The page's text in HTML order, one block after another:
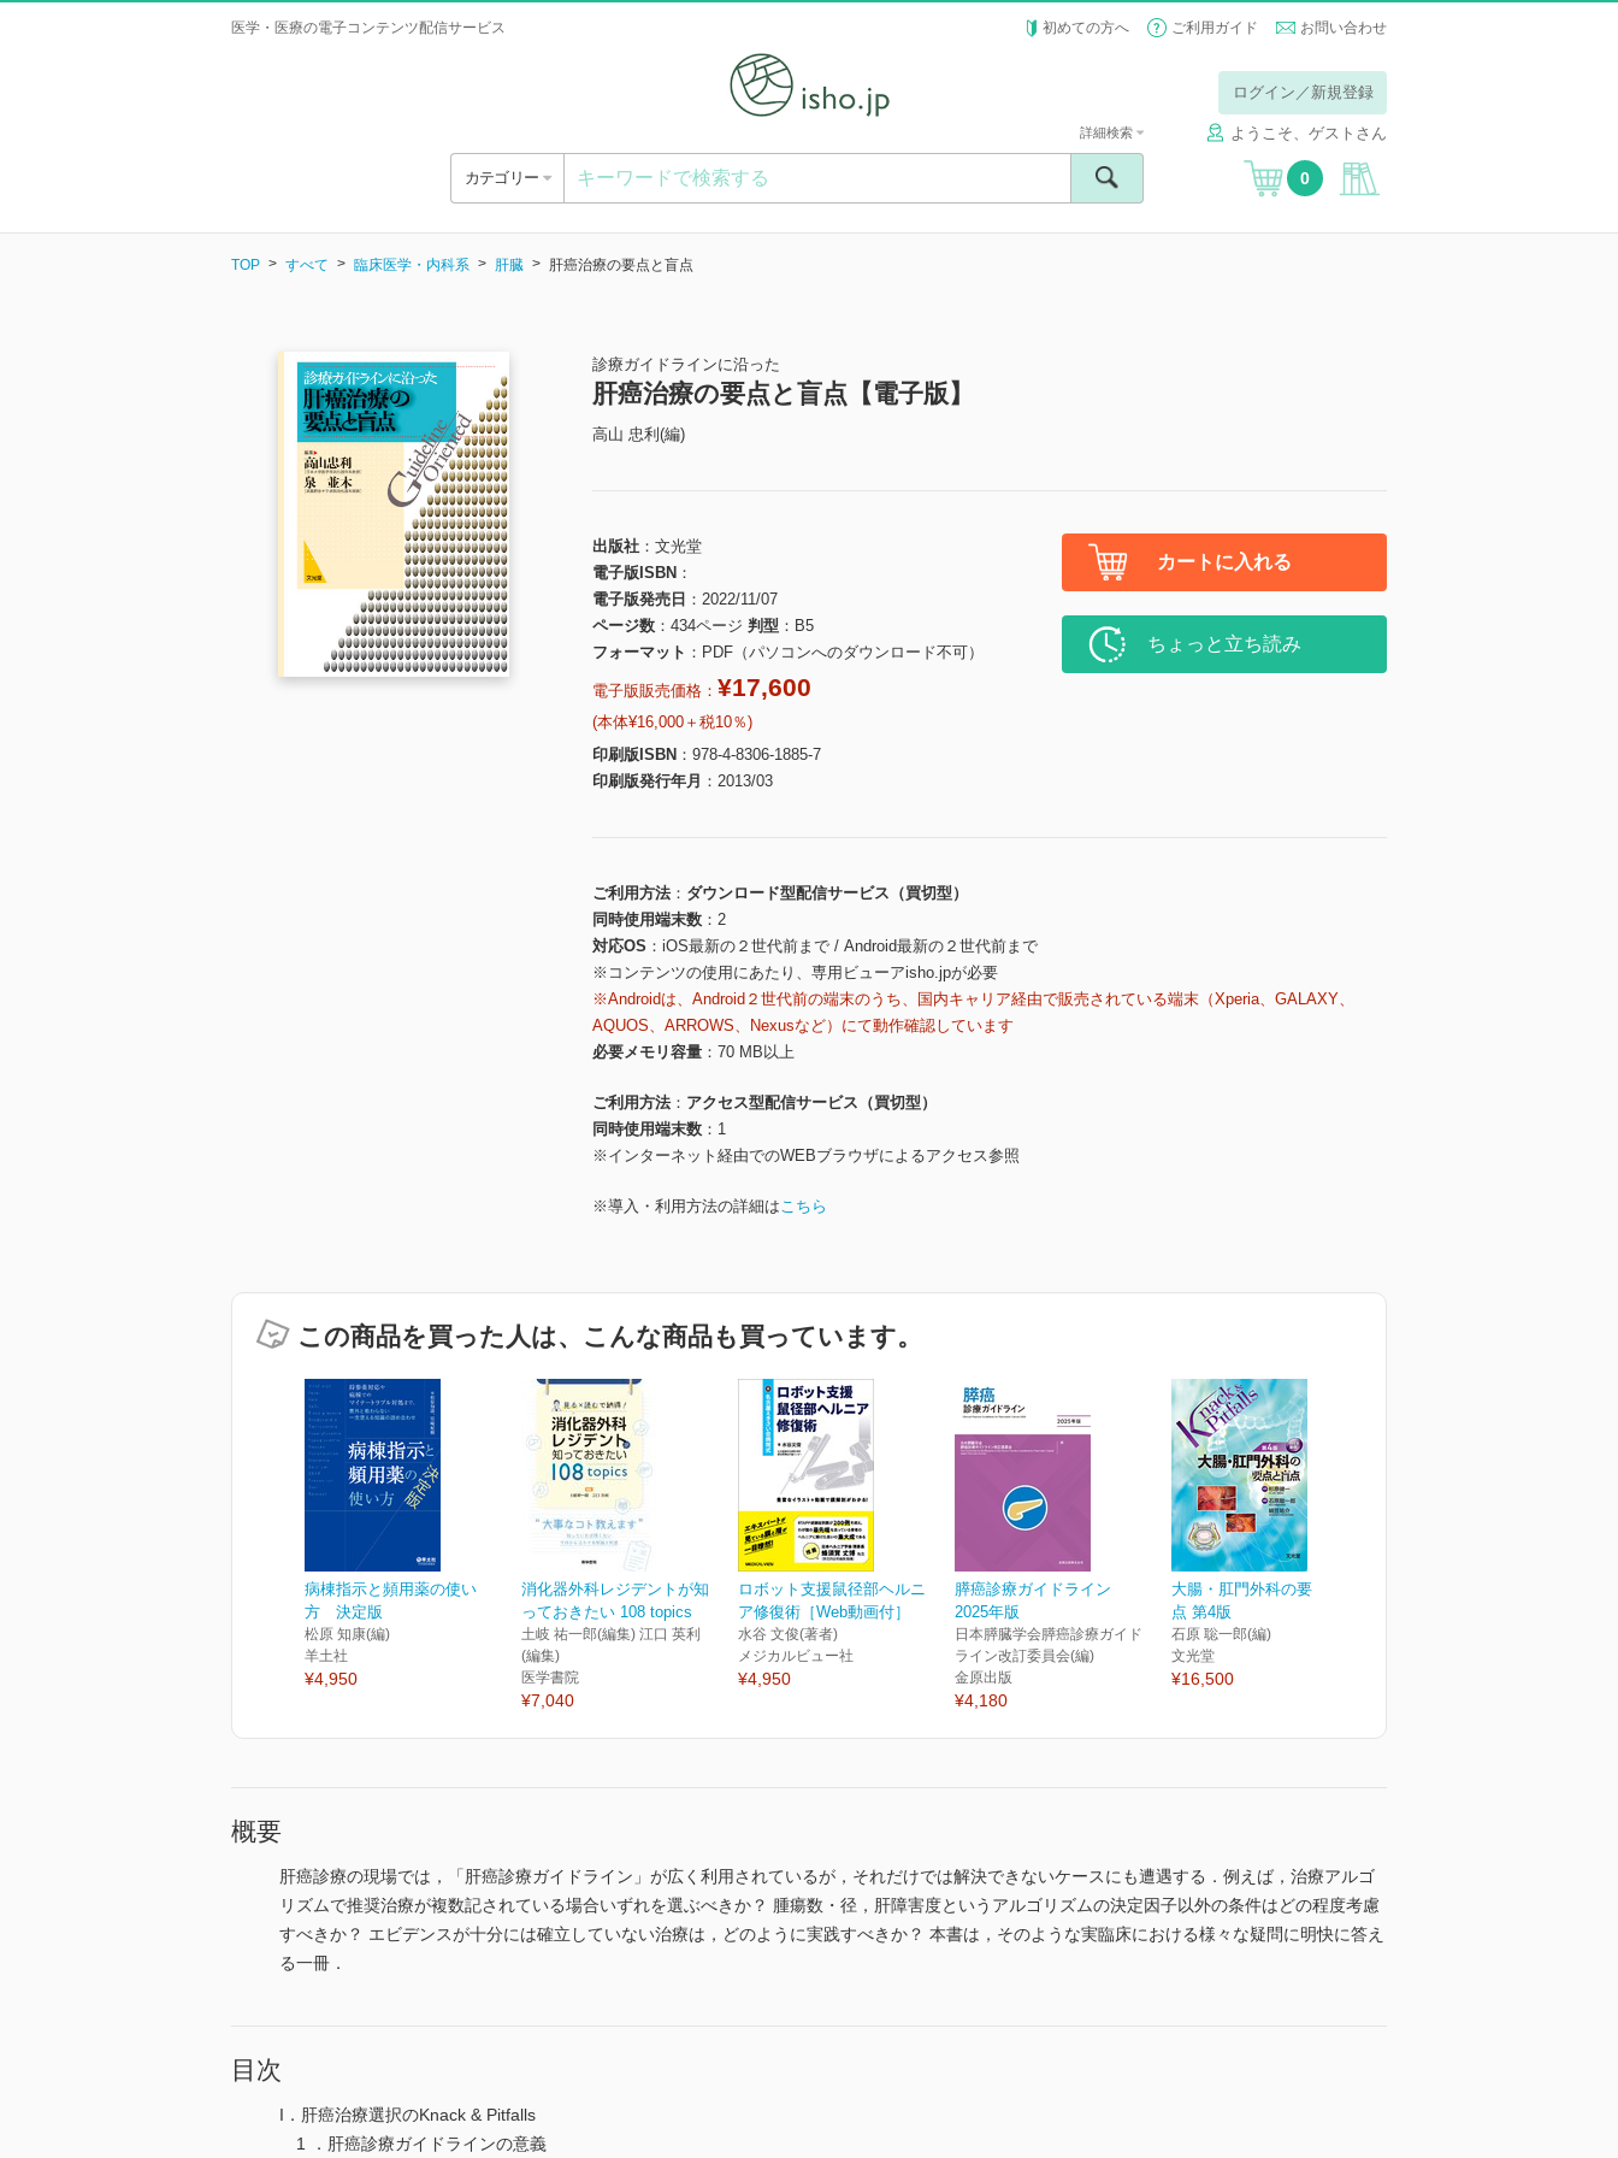
医学・医療の電子コンテンツ配信サービス 初めての方へ ご利用ガイド お問い合わせ
ログイン／新規登録
ようこそ、ゲストさん
カテゴリー
詳細検索
0
TOP すべて 臨床医学・内科系 肝臓 肝癌治療の要点と盲点
診療ガイドラインに沿った
肝癌治療の要点と盲点【電子版】
高山 忠利(編)
出版社
文光堂
電子版ISBN
電子版発売日
2022/11/07
ページ数
434ページ 判型
B5
フォーマット
PDF（パソコンへのダウンロード不可）
電子版販売価格： ¥17,600
(本体¥16,000＋税10％)
印刷版ISBN
978-4-8306-1885-7
印刷版発行年月
2013/03
カートに入れる
ちょっと立ち読み
ご利用方法
ダウンロード型配信サービス（買切型）
同時使用端末数
2
対応OS
iOS最新の２世代前まで / Android最新の２世代前まで
※コンテンツの使用にあたり、専用ビューアisho.jpが必要
※Androidは、Android２世代前の端末のうち、国内キャリア経由で販売されている端末（Xperia、GALAXY、
AQUOS、ARROWS、Nexusなど）にて動作確認しています
必要メモリ容量
70 MB以上
ご利用方法
アクセス型配信サービス（買切型）
同時使用端末数
1
※インターネット経由でのWEBブラウザによるアクセス参照
※導入・利用方法の詳細はこちら
この商品を買った人は、こんな商品も買っています。
病棟指示と頻用薬の使い
方 決定版
松原 知康(編)
羊土社
¥4,950
消化器外科レジデントが知
っておきたい 108 topics
土岐 祐一郎(編集) 江口 英利
(編集)
医学書院
¥7,040
ロボット支援鼠径部ヘルニ
ア修復術［Web動画付］
水谷 文俊(著者)
メジカルビュー社
¥4,950
膵癌診療ガイドライン
2025年版
日本膵臓学会膵癌診療ガイド
ライン改訂委員会(編)
金原出版
¥4,180
大腸・肛門外科の要点と盲
点 第4版
石原 聡一郎(編)
文光堂
¥16,500
概要
肝癌診療の現場では，「肝癌診療ガイドライン」が広く利用されているが，それだけでは解決できないケースにも遭遇する．例えば，治療アルゴ
リズムで推奨治療が複数記されている場合いずれを選ぶべきか？ 腫瘍数・径，肝障害度というアルゴリズムの決定因子以外の条件はどの程度考慮
すべきか？ エビデンスが十分には確立していない治療は，どのように実践すべきか？ 本書は，そのような実臨床における様々な疑問に明快に答え
る一冊．
目次
I．肝癌治療選択のKnack & Pitfalls
1 ．肝癌診療ガイドラインの意義